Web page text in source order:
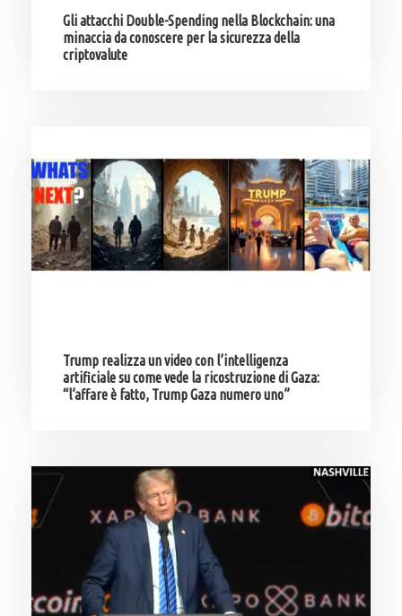
Gli attacchi Double-Spending nella Blockchain: una
minaccia da conoscere per la sicurezza della
criptovalute
Trump realizza un video con l’intelligenza
artificiale su come vede la ricostruzione di Gaza:
“l’affare è fatto, Trump Gaza numero uno”